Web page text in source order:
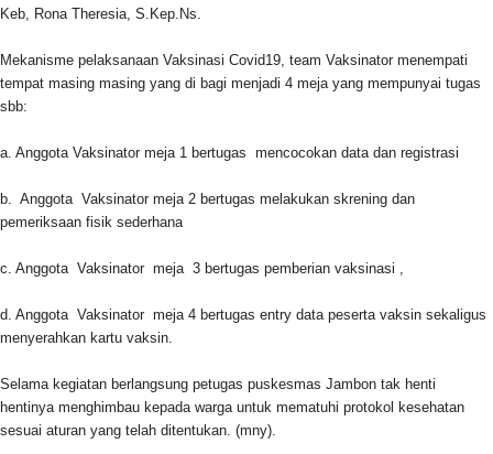
Keb, Rona Theresia, S.Kep.Ns.
Mekanisme pelaksanaan Vaksinasi Covid19, team Vaksinator menempati
tempat masing masing yang di bagi menjadi 4 meja yang mempunyai tugas
sbb:
a. Anggota Vaksinator meja 1 bertugas mencocokan data dan registrasi
b. Anggota Vaksinator meja 2 bertugas melakukan skrening dan
pemeriksaan fisik sederhana
c. Anggota Vaksinator meja 3 bertugas pemberian vaksinasi ,
d. Anggota Vaksinator meja 4 bertugas entry data peserta vaksin sekaligus
menyerahkan kartu vaksin.
Selama kegiatan berlangsung petugas puskesmas Jambon tak henti
hentinya menghimbau kepada warga untuk mematuhi protokol kesehatan
sesuai aturan yang telah ditentukan. (mny).